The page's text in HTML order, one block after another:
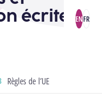
ENFR
écrite en
Règles de l’UE